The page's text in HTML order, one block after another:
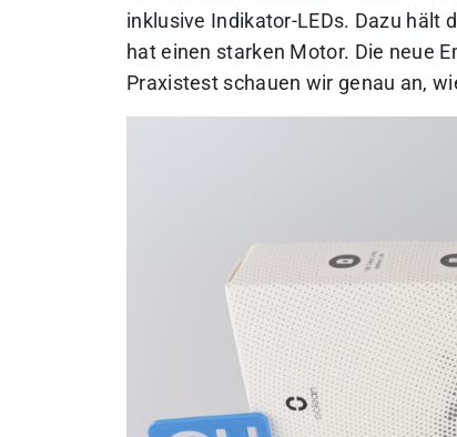
inklusive Indikator-LEDs. Dazu hält
hat einen starken Motor. Die neue
Praxistest schauen wir genau an,